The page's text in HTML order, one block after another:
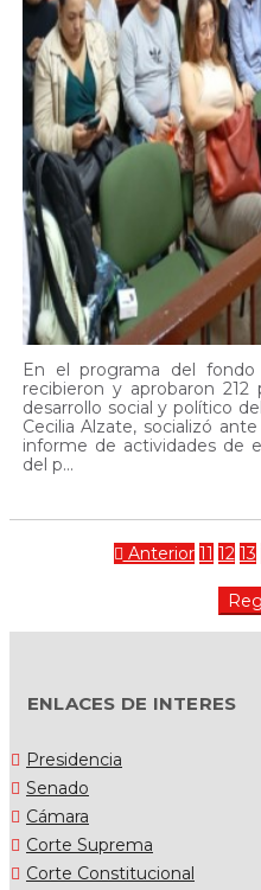
En el programa del
recibieron y aprobaron
desarrollo social y político
Cecilia Alzate, socializó
informe de actividades de
del p...
Anterior 11 12 13
ENLACES DE INTERES
Presidencia
Senado
Cámara
Corte Suprema
Corte Constitucional